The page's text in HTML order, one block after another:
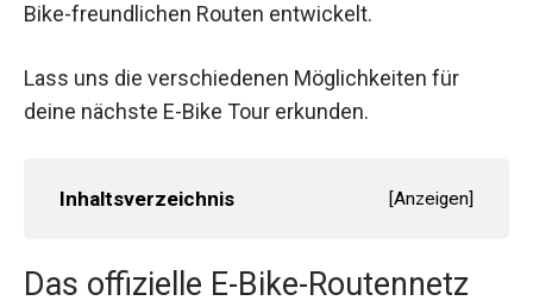
Bike-freundlichen Routen entwickelt.
Lass uns die verschiedenen Möglichkeiten für
deine nächste E-Bike Tour erkunden.
Inhaltsverzeichnis [Anzeigen]
Das offizielle E-Bike-Routennetz